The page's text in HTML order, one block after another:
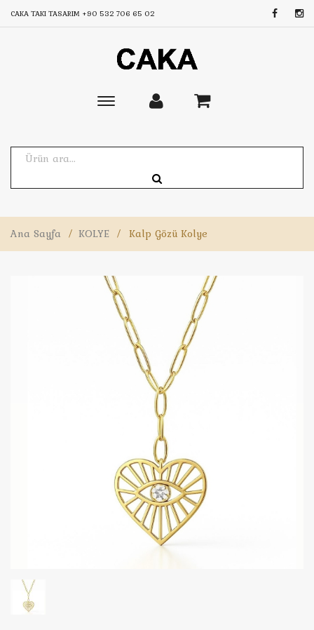
CAKA TAKI TASARIM +90 532 706 65 02
Toggle
Ana Sayfa / KOLYE / Kalp Gözü Kolye